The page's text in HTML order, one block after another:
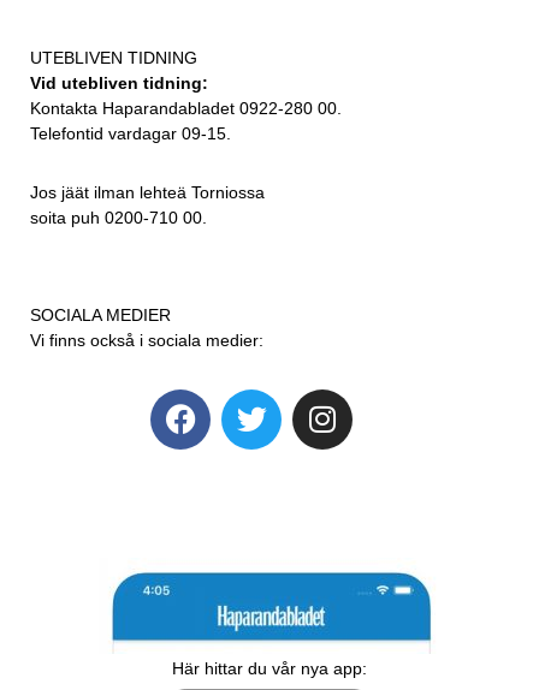
UTEBLIVEN TIDNING
Vid utebliven tidning:
Kontakta Haparandabladet 0922-280 00.
Telefontid vardagar 09-15.
Jos jäät ilman lehteä Torniossa
soita puh 0200-710 00.
SOCIALA MEDIER
Vi finns också i sociala medier:
Här hittar du vår nya app: